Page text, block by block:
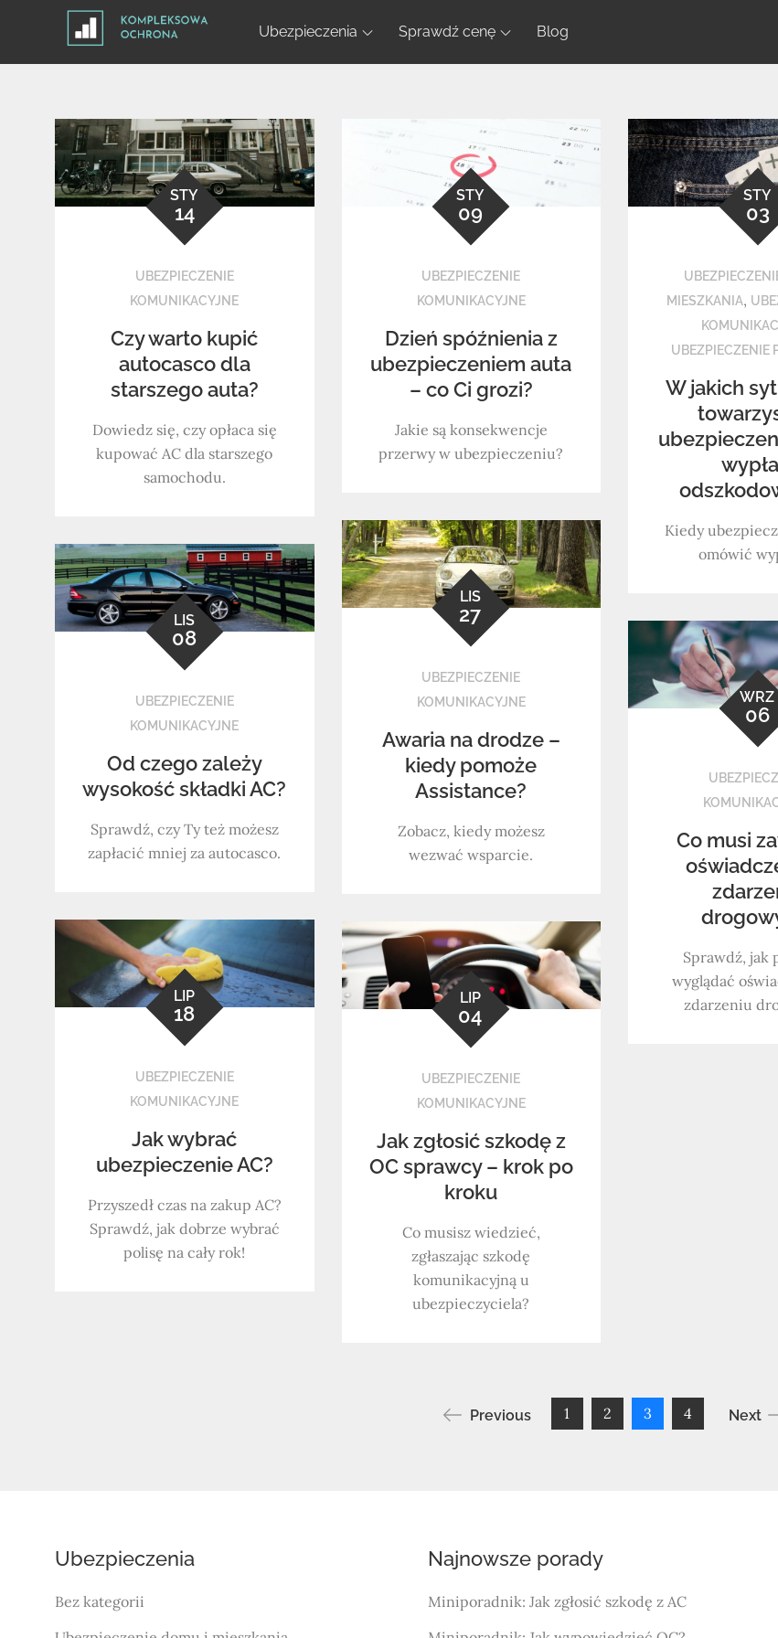
Ubezpieczenia Sprawdź cenę Blog
STY
14
UBEZPIECZENIE
KOMUNIKACYJNE
Czy warto kupić
autocasco dla
starszego auta?
Dowiedz się, czy opłaca się
kupować AC dla starszego
samochodu.
STY
09
UBEZPIECZENIE
KOMUNIKACYJNE
Dzień spóźnienia z
ubezpieczeniem auta
– co Ci grozi?
Jakie są konsekwencje
przerwy w ubezpieczeniu?
STY
03
MIESZKANIA,
UBEZPIECZENIE
W jakich
Kiedy
omówić
LIS
27
UBEZPIECZENIE
KOMUNIKACYJNE
Awaria na drodze –
kiedy pomoże
Assistance?
Zobacz, kiedy możesz
wezwać wsparcie.
LIS
08
UBEZPIECZENIE
KOMUNIKACYJNE
Od czego zależy
wysokość składki AC?
Sprawdź, czy Ty też możesz
zapłacić mniej za autocasco.
WRZ
06
Co musi
Sprawdź, jak
wyglądać
zdarzeniu
LIP
18
UBEZPIECZENIE
KOMUNIKACYJNE
Jak wybrać
ubezpieczenie AC?
Przyszedł czas na zakup AC?
Sprawdź, jak dobrze wybrać
polisę na cały rok!
LIP
04
UBEZPIECZENIE
KOMUNIKACYJNE
Jak zgłosić szkodę z
OC sprawcy – krok po
kroku
Co musisz wiedzieć,
zgłaszając szkodę
komunikacyjną u
ubezpieczyciela?
Previous 1 2 3 4 Next
Ubezpieczenia
Bez kategorii
Najnowsze porady
Miniporadnik: Jak zgłosić szkodę z AC